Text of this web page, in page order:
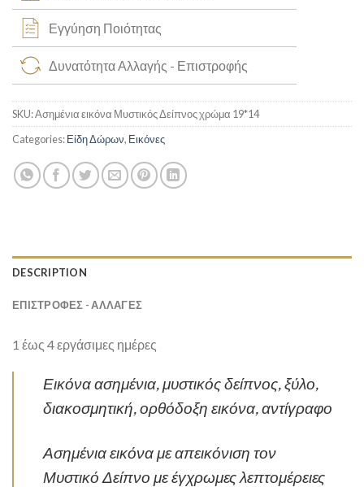
Εγγύηση Ποιότητας
Δυνατότητα Αλλαγής - Επιστροφής
SKU:Ασημένια εικόνα Μυστικός Δείπνος χρώμα 19*14
Categories:Είδη Δώρων, Εικόνες
DESCRIPTION
ΕΠΙΣΤΡΟΦΕΣ - ΑΛΛΑΓΕΣ
1 έως 4 εργάσιμες ημέρες
Εικόνα ασημένια, μυστικός δείπνος, ξύλο,
διακοσμητική, ορθόδοξη εικόνα, αντίγραφο
Ασημένια εικόνα με απεικόνιση τον
Μυστικό Δείπνο με έγχρωμες λεπτομέρειες